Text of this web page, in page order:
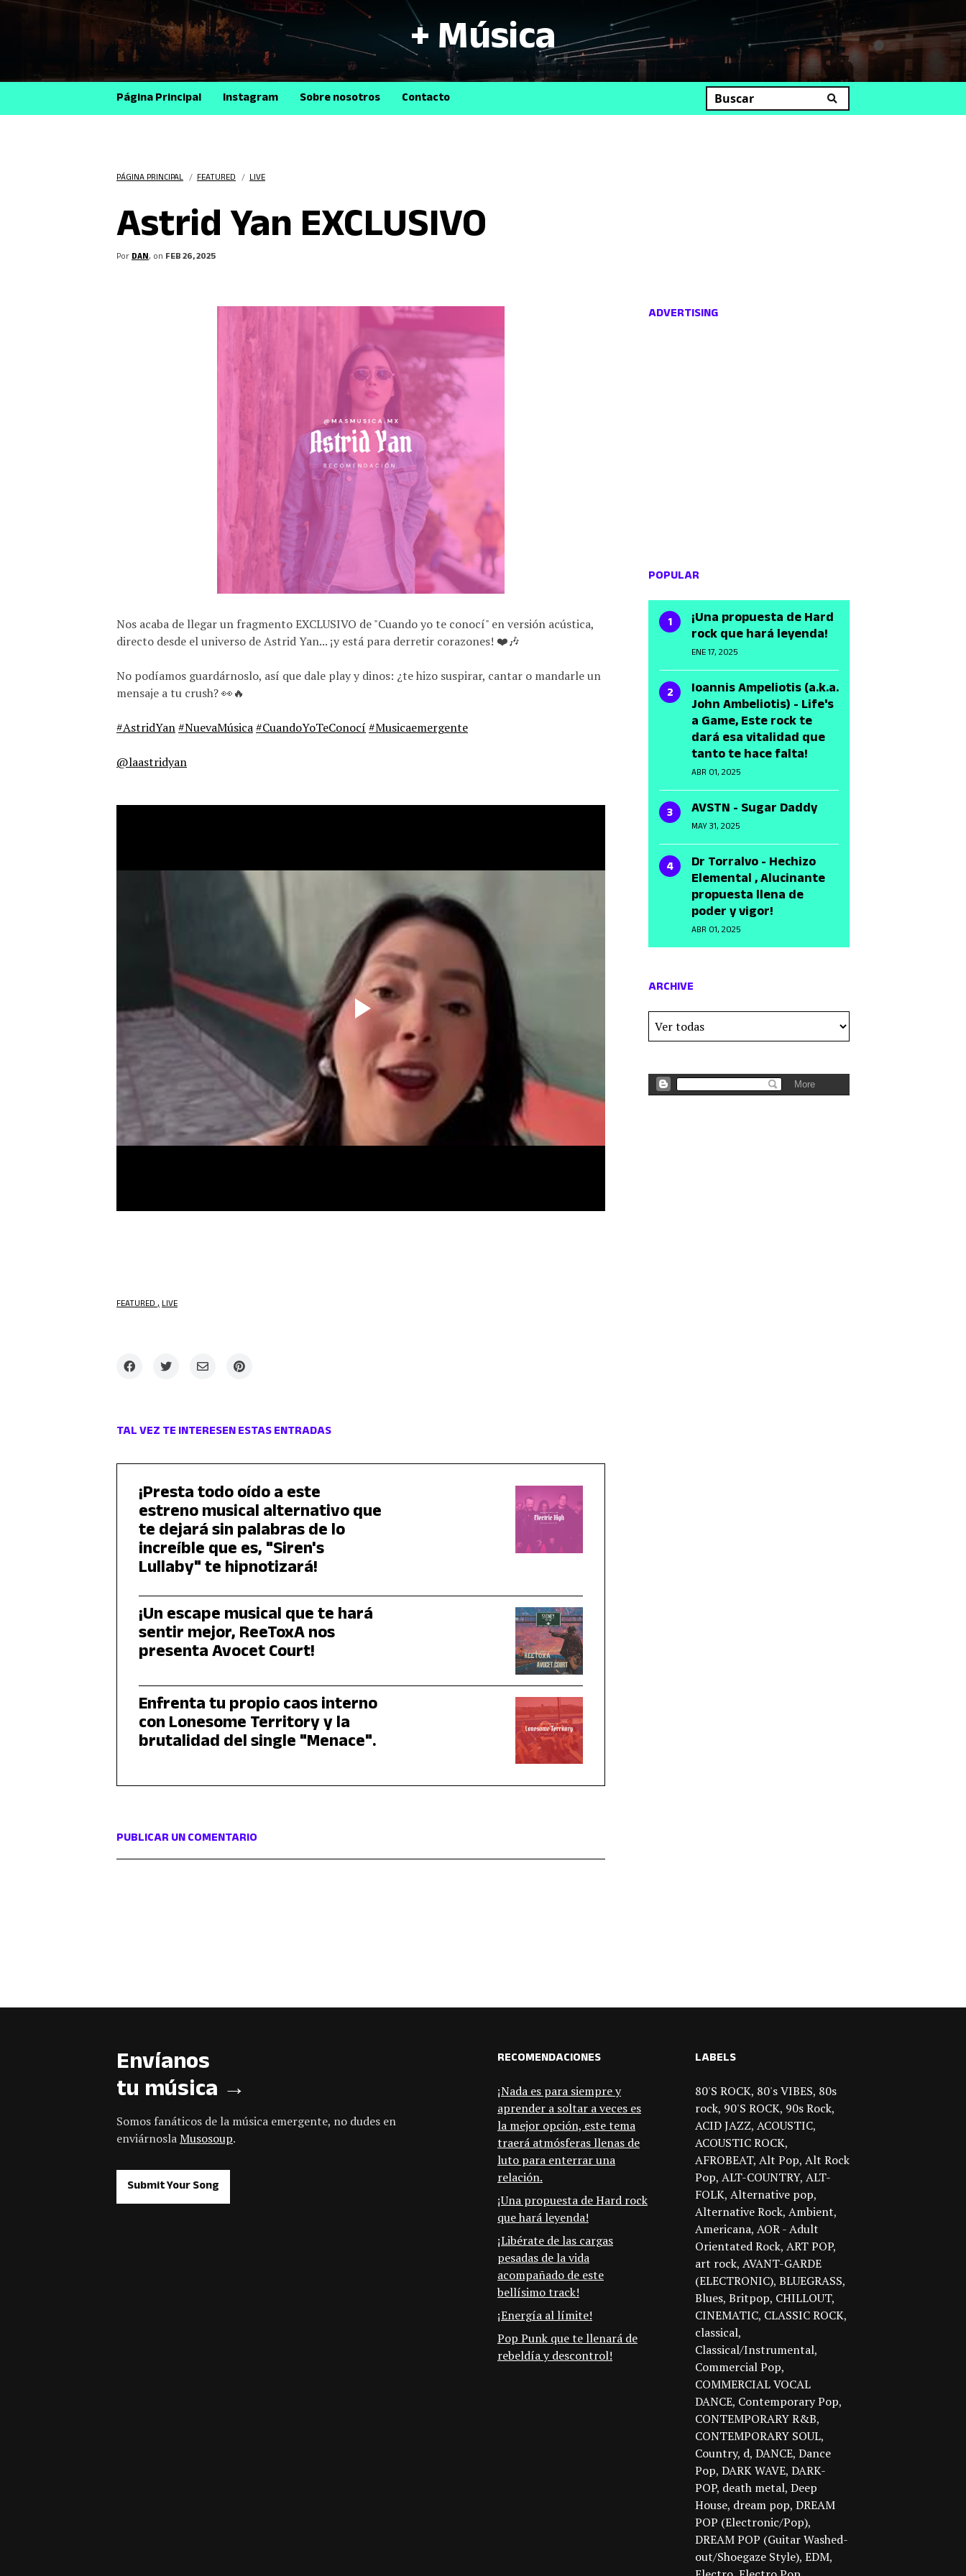
+ Música
Página Principal Instagram Sobre nosotros Contacto
PÁGINA PRINCIPAL / FEATURED / LIVE
Astrid Yan EXCLUSIVO
PorDAN, on FEB 26, 2025
Nos acaba de llegar un fragmento EXCLUSIVO de "Cuando yo te conocí" en versión acústica,
directo desde el universo de Astrid Yan... ¡y está para derretir corazones! ❤️🎶
No podíamos guardárnoslo, así que dale play y dinos: ¿te hizo suspirar, cantar o mandarle un
mensaje a tu crush? 👀🔥
#AstridYan#NuevaMúsica#CuandoYoTeConocí #Musicaemergente
@laastridyan
FEATURED LIVE
TAL VEZ TE INTERESEN ESTAS ENTRADAS
¡Presta todo oído a este
estreno musical alternativo que
te dejará sin palabras de lo
increíble que es, "Siren's
Lullaby" te hipnotizará!
¡Un escape musical que te hará
sentir mejor, ReeToxA nos
presenta Avocet Court!
Enfrenta tu propio caos interno
con Lonesome Territory y la
brutalidad del single "Menace".
ADVERTISING
POPULAR
¡Una propuesta de Hard
rock que hará leyenda!
ENE 17, 2025
Ioannis Ampeliotis (a.k.a.
John Ambeliotis) - Life's
a Game, Este rock te
dará esa vitalidad que
tanto te hace falta!
ABR 01, 2025
AVSTN - Sugar Daddy
MAY 31, 2025
Dr Torralvo - Hechizo
Elemental , Alucinante
propuesta llena de
poder y vigor!
ABR 01, 2025
ARCHIVE
PUBLICAR UN COMENTARIO
Envíanos
tu música →
Somos fanáticos de la música emergente, no dudes en
enviárnoslaMusosoup.
Submit Your Song
RECOMENDACIONES
¡Nada es para siempre y
aprender a soltar a veces es
la mejor opción, este tema
traerá atmósferas llenas de
luto para enterrar una
relación.
¡Una propuesta de Hard rock
que hará leyenda!
¡Libérate de las cargas
pesadas de la vida
acompañado de este
bellísimo track!
¡Energía al límite!
Pop Punk que te llenará de
rebeldía y descontrol!
LABELS
80'S ROCK 80's VIBES 80s
rock 90'S ROCK 90s Rock
ACID JAZZ ACOUSTIC
ACOUSTIC ROCK
AFROBEAT Alt Pop Alt Rock
Pop ALT-COUNTRY ALT-
FOLK Alternative pop
Alternative Rock Ambient
Americana AOR - Adult
Orientated Rock ART POP
art rock AVANT-GARDE
(ELECTRONIC) BLUEGRASS
Blues Britpop CHILLOUT
CINEMATIC CLASSIC ROCK
classical
Classical/Instrumental
Commercial Pop
COMMERCIAL VOCAL
DANCE Contemporary Pop
CONTEMPORARY R&B
CONTEMPORARY SOUL
Country d DANCE Dance
Pop DARK WAVE DARK-
POP death metal Deep
House dream pop DREAM
POP (Electronic/Pop)
DREAM POP (Guitar Washed-
out/Shoegaze Style) EDM